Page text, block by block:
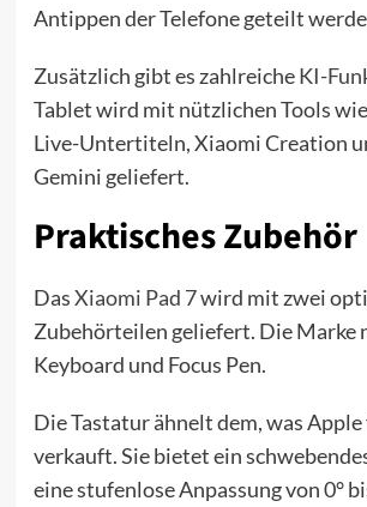
Antippen der Telefone geteilt
Zusätzlich gibt es zahlreicheKI-
Tablet wird mit nützlichen Tools
Live-Untertiteln, Xiaomi Creation
Gemini geliefert.
Praktisches Zubehör
DasXiaomi Pad 7wird mit zwei
Zubehörteilen geliefert. Die Marke
Keyboard und Focus Pen.
Die Tastatur ähnelt dem, was Apple
verkauft. Sie bietet ein
eine stufenlose Anpassung von 0°